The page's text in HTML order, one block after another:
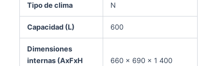
Tipo de clima N
Capacidad (L) 600
Dimensiones
internas (AxFxH
660 × 690 × 1 400